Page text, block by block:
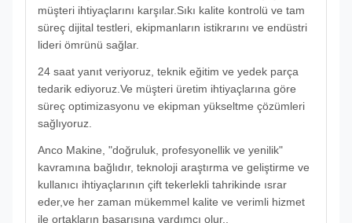
müşteri ihtiyaçlarını karşılar.Sıkı kalite kontrolü ve tam
süreç dijital testleri, ekipmanların istikrarını ve endüstri
lideri ömrünü sağlar.
24 saat yanıt veriyoruz, teknik eğitim ve yedek parça
tedarik ediyoruz.Ve müşteri üretim ihtiyaçlarına göre
süreç optimizasyonu ve ekipman yükseltme çözümleri
sağlıyoruz.
Anco Makine, "doğruluk, profesyonellik ve yenilik"
kavramına bağlıdır, teknoloji araştırma ve geliştirme ve
kullanıcı ihtiyaçlarının çift tekerlekli tahrikinde ısrar
eder,ve her zaman mükemmel kalite ve verimli hizmet
ile ortakların başarısına yardımcı olur..